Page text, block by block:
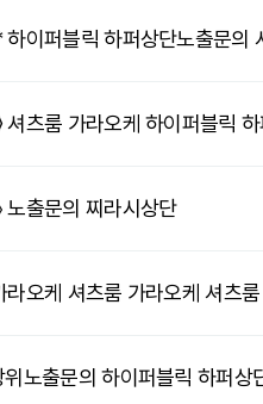
이퍼블릭 하퍼상단노출문의
셔츠룸 가라오케 하이퍼블릭
출문의 찌라시상단
오케 셔츠룸 가라오케 셔츠룸
노출문의 하이퍼블릭 하퍼상